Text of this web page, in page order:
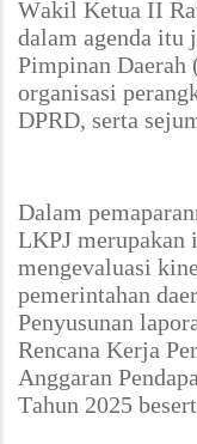
Wakil Ketua II
dalam agenda itu
Pimpinan
organisasi
DPRD, serta
Dalam
LKPJ merupakan
mengevaluasi
pemerintahan
Penyusunan
Rencana Kerja
Anggaran
Tahun 2025